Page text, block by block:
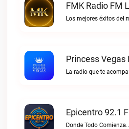
FMK Radio FM
Princess Vegas
Epicentro 92.1
Donde Todo